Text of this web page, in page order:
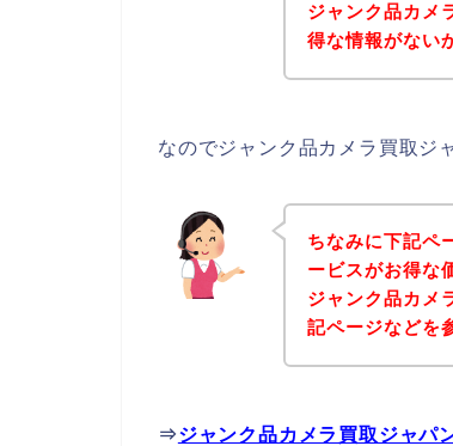
ジャンク品カメ
得な情報がない
なのでジャンク品カメラ買取ジ
ちなみに下記ペ
ービスがお得な
ジャンク品カメ
記ページなどを
⇒ジャンク品カメラ買取ジャパ